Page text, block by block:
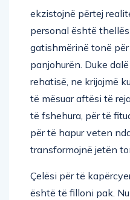
ekzistojnë përtej
personal është
gatishmërinë tonë
panjohurën. Duke
rehatisë, ne krijojmë
të mësuar aftësi të
të fshehura, për të
për të hapur veten
transformojnë jetën
Çelësi për të
është të filloni pak.